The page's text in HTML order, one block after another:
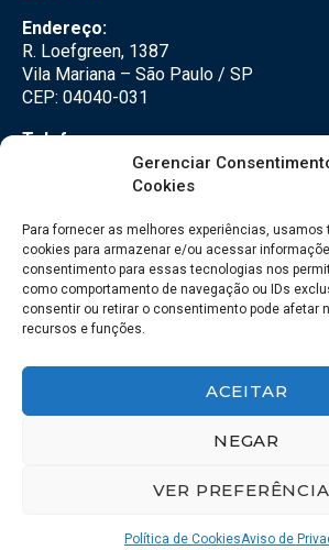
Gerenciar
Cookies
Para fornecer as melhores experiências,
cookies para armazenar e/ou acessar
consentimento para essas tecnologias nos
como comportamento de navegação ou IDs
consentir ou retirar o consentimento pode afetar
recursos e funções.
ACEITAR
NEGAR
VER
Política de CookiesAviso de
Endereço:
R. Loefgreen, 1387
Vila Mariana – São Paulo / SP
CEP: 04040-031
Telefone:
(11) 3500-3500
falecom@seteco.com.br
Redes Sociais
123esite